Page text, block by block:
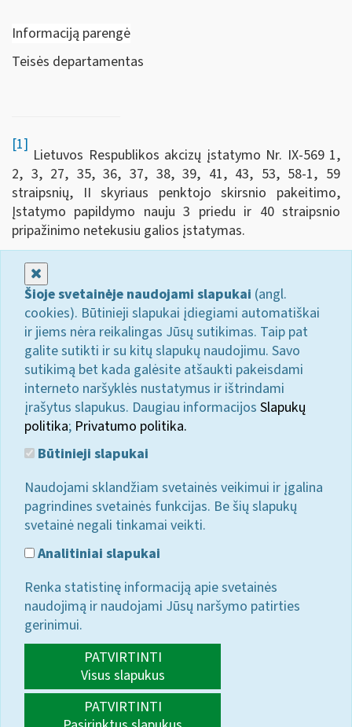
Informaciją parengė
Teisės departamentas
[1]
Lietuvos Respublikos akcizų įstatymo Nr. IX-569 1,
2, 3, 27, 35, 36, 37, 38, 39, 41, 43, 53, 58-1, 59
straipsnių, II skyriaus penktojo skirsnio pakeitimo,
Įstatymo papildymo nauju 3 priedu ir 40 straipsnio
pripažinimo netekusiu galios įstatymas.
Šioje svetainėje naudojami slapukai (angl.
cookies). Būtinieji slapukai įdiegiami automatiškai
ir jiems nėra reikalingas Jūsų sutikimas. Taip pat
galite sutikti ir su kitų slapukų naudojimu. Savo
sutikimą bet kada galėsite atšaukti pakeisdami
interneto naršyklės nustatymus ir ištrindami
įrašytus slapukus. Daugiau informacijos Slapukų
politika; Privatumo politika.
Būtinieji slapukai
Naudojami sklandžiam svetainės veikimui ir įgalina
pagrindines svetainės funkcijas. Be šių slapukų
svetainė negali tinkamai veikti.
Analitiniai slapukai
Renka statistinę informaciją apie svetainės
naudojimą ir naudojami Jūsų naršymo patirties
gerinimui.
PATVIRTINTI
Visus slapukus
PATVIRTINTI